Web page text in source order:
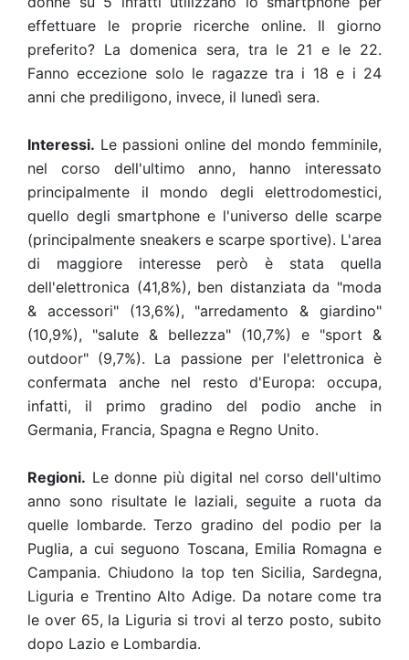
effettuare le proprie ricerche online. Il giorno
preferito? La domenica sera, tra le 21 e le 22.
Fanno eccezione solo le ragazze tra i 18 e i 24
anni che prediligono, invece, il lunedì sera.
Interessi. Le passioni online del mondo femminile,
nel corso dell'ultimo anno, hanno interessato
principalmente il mondo degli elettrodomestici,
quello degli smartphone e l'universo delle scarpe
(principalmente sneakers e scarpe sportive). L'area
di maggiore interesse però è stata quella
dell'elettronica (41,8%), ben distanziata da "moda
& accessori" (13,6%), "arredamento & giardino"
(10,9%), "salute & bellezza" (10,7%) e "sport &
outdoor" (9,7%). La passione per l'elettronica è
confermata anche nel resto d'Europa: occupa,
infatti, il primo gradino del podio anche in
Germania, Francia, Spagna e Regno Unito.
Regioni. Le donne più digital nel corso dell'ultimo
anno sono risultate le laziali, seguite a ruota da
quelle lombarde. Terzo gradino del podio per la
Puglia, a cui seguono Toscana, Emilia Romagna e
Campania. Chiudono la top ten Sicilia, Sardegna,
Liguria e Trentino Alto Adige. Da notare come tra
le over 65, la Liguria si trovi al terzo posto, subito
dopo Lazio e Lombardia.